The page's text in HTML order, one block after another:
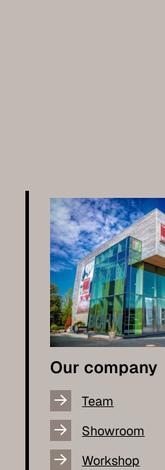
Our company
Team
Showroom
Workshop